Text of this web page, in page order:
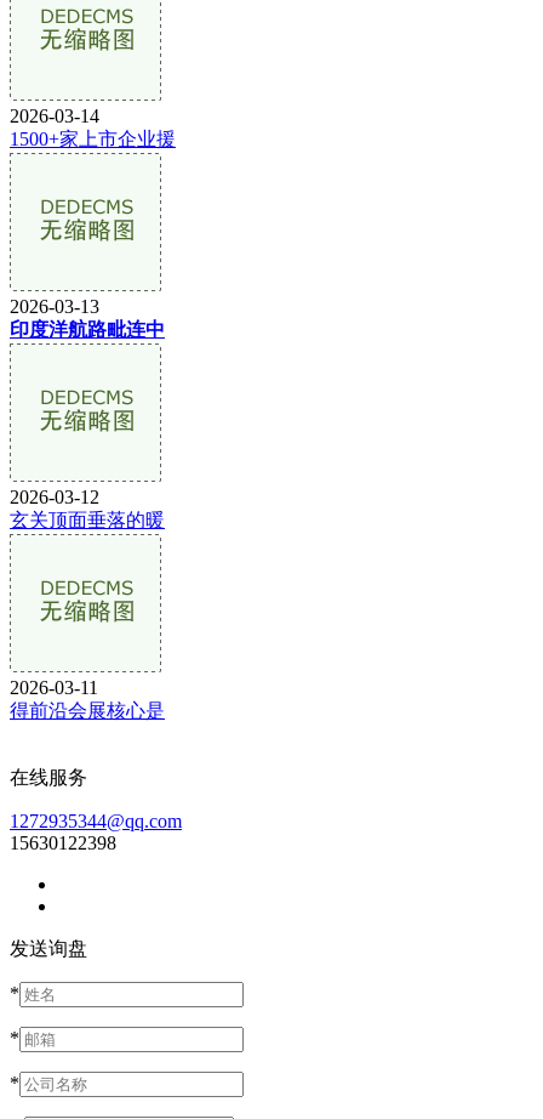
2026-03-14
1500+家上市企业援
2026-03-13
印度洋航路毗连中
2026-03-12
玄关顶面垂落的暖
2026-03-11
得前沿会展核心是
在线服务
1272935344@qq.com
15630122398
发送询盘
*
*
*